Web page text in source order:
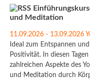
und Meditation
11.09.2026 - 13.09.2026
Ideal zum Entspannen
Positivität. In diesen
zahlreichen Aspekte des
und Meditation durch